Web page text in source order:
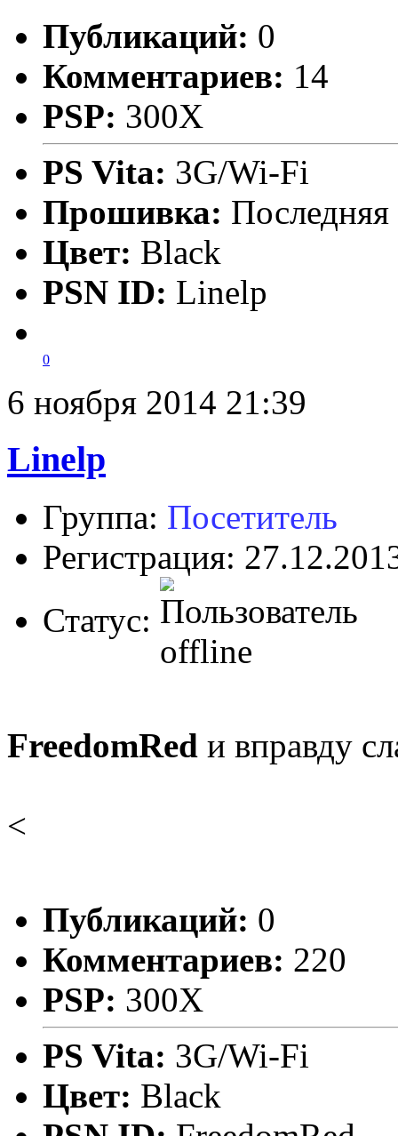
Публикаций: 0
Комментариев: 14
PSP: 300X
PS Vita: 3G/Wi-Fi
Прошивка: Последняя
Цвет: Black
PSN ID: Linelp
0
6 ноября 2014 21:39
Linelp
Группа: Посетитель
Регистрация:
Статус:
FreedomRed и вправду
<
Публикаций: 0
Комментариев: 220
PSP: 300X
PS Vita: 3G/Wi-Fi
Цвет: Black